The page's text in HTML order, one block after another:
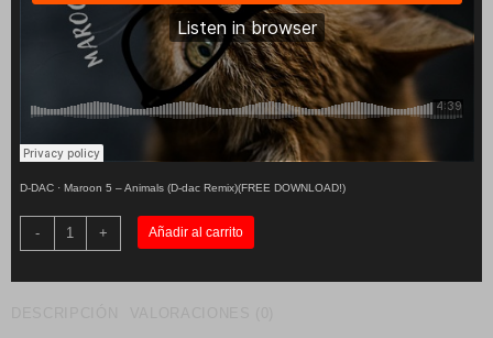
D-DAC· Maroon 5 – Animals (D-dac Remix)(FREE DOWNLOAD!)
-
Maroon
-
(D-
+ Añadir al carrito